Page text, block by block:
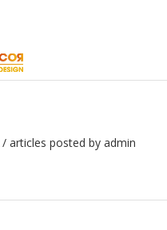
/ articles posted by admin